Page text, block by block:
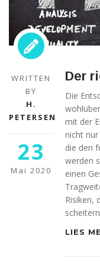
WRITTEN
BY
H.
PETERSEN
23
Mai 2020
Der
Die
mit der
nicht
die den
werden
einen
Risiken,
LIES